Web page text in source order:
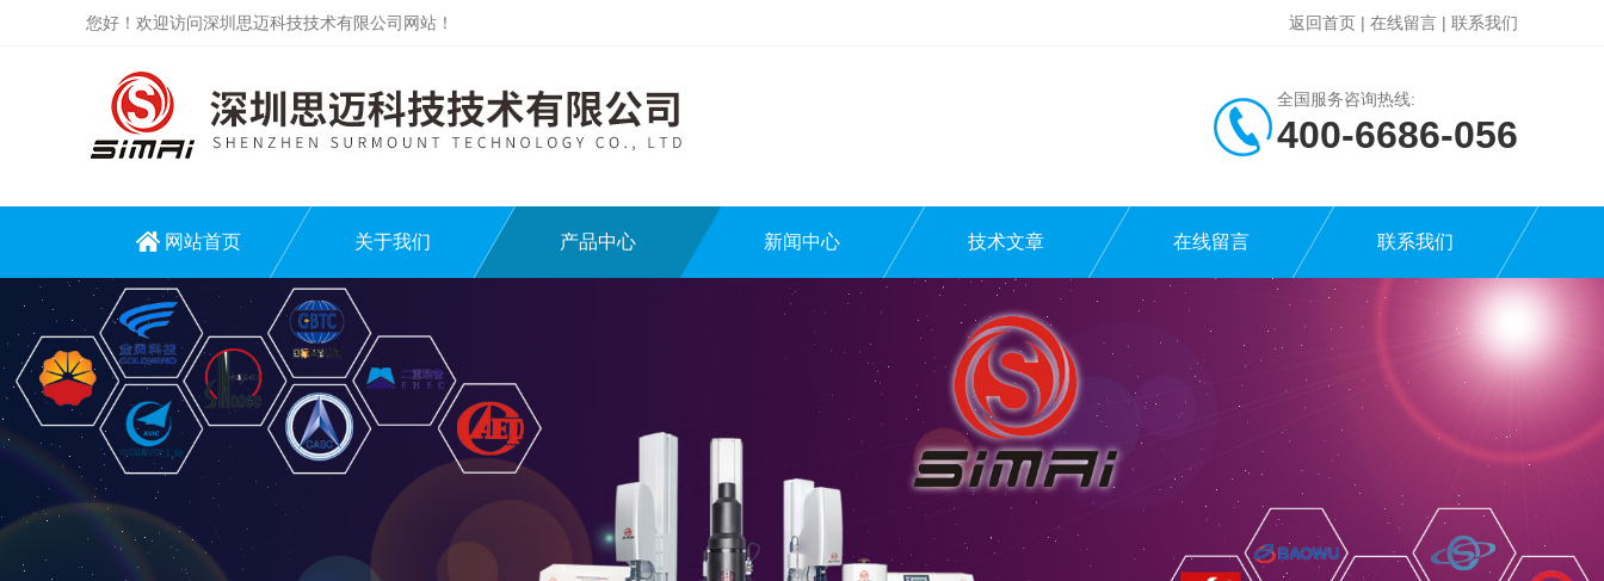
您好！欢迎访问深圳思迈科技技术有限公司网站！ 返回首页 | 在线留言 | 联系我们
全国服务咨询热线:
400-6686-056
网站首页 关于我们 产品中心 新闻中心 技术文章 在线留言 联系我们